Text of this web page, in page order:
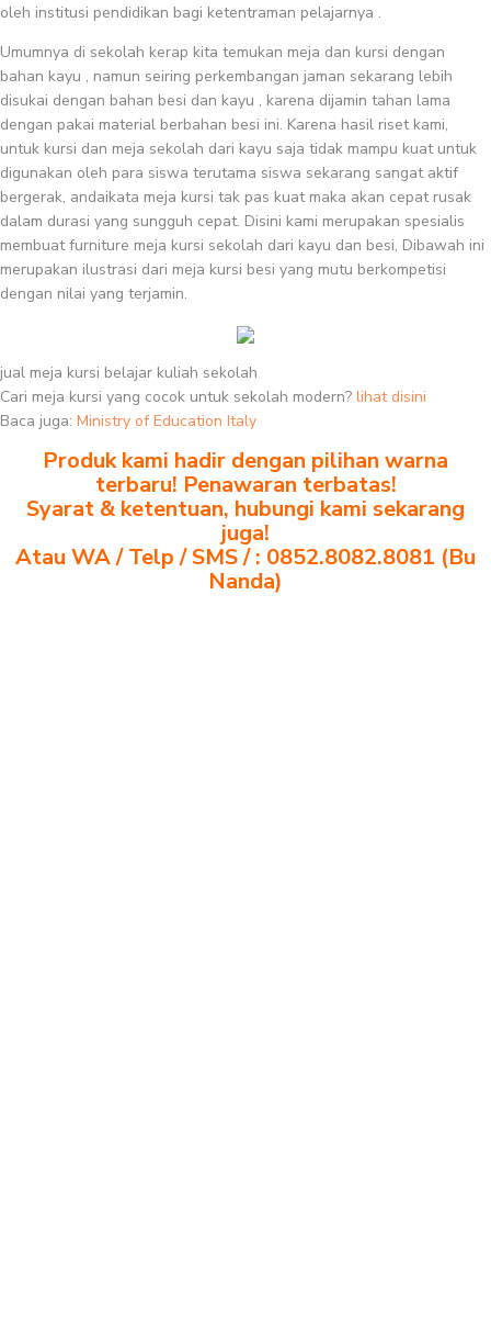
oleh institusi pendidikan bagi ketentraman pelajarnya .
Umumnya di sekolah kerap kita temukan meja dan kursi dengan
bahan kayu , namun seiring perkembangan jaman sekarang lebih
disukai dengan bahan besi dan kayu , karena dijamin tahan lama
dengan pakai material berbahan besi ini. Karena hasil riset kami,
untuk kursi dan meja sekolah dari kayu saja tidak mampu kuat untuk
digunakan oleh para siswa terutama siswa sekarang sangat aktif
bergerak, andaikata meja kursi tak pas kuat maka akan cepat rusak
dalam durasi yang sungguh cepat. Disini kami merupakan spesialis
membuat furniture meja kursi sekolah dari kayu dan besi, Dibawah ini
merupakan ilustrasi dari meja kursi besi yang mutu berkompetisi
dengan nilai yang terjamin.
jual meja kursi belajar kuliah sekolah
Cari meja kursi yang cocok untuk sekolah modern? lihat disini
Baca juga: Ministry of Education Italy
Produk kami hadir dengan pilihan warna
terbaru! Penawaran terbatas!
Syarat & ketentuan, hubungi kami sekarang
juga!
Atau WA / Telp / SMS / : 0852.8082.8081 (Bu
Nanda)